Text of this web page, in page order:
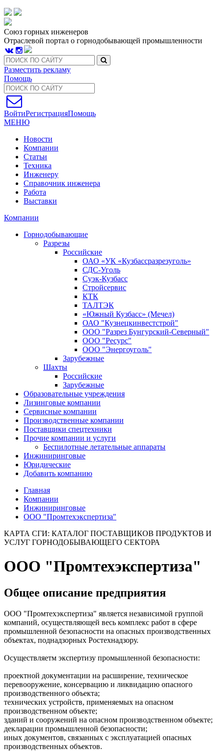
Союз горных инженеров
Отраслевой портал о горнодобывающей промышленности
Разместить рекламу
Помощь
ВойтиРегистрацияПомощь
МЕНЮ
Новости
Компании
Статьи
Техника
Инженеру
Справочник инженера
Работа
Выставки
Компании
Горнодобывающие
Разрезы
Российские
ОАО «УК «Кузбассразрезуголь»
СДС-Уголь
Суэк-Кузбасс
Стройсервис
КТК
ТАЛТЭК
«Южный Кузбасс» (Мечел)
ОАО "Кузнецкинвестстрой"
ООО "Разрез Бунгурский-Северный"
ООО "Ресурс"
ООО "Энергоуголь"
Зарубежные
Шахты
Российские
Зарубежные
Образовательные учреждения
Лизинговые компании
Сервисные компании
Производственные компании
Поставщики спецтехники
Прочие компании и услуги
Беспилотные летательные аппараты
Инжиниринговые
Юридические
Добавить компанию
Главная
Компании
Инжиниринговые
ООО "Промтехэкспертиза"
КАРТА СГИ: КАТАЛОГ ПОСТАВЩИКОВ ПРОДУКТОВ И
УСЛУГ ГОРНОДОБЫВАЮЩЕГО СЕКТОРА
ООО "Промтехэкспертиза"
Общее описание предприятия
ООО "Промтехэкспертиза" является независимой группой
компаний, осуществляющей весь комплекс работ в сфере
промышленной безопасности на опасных производственных
объектах, поднадзорных Ростехнадзору.
Осуществляетм экспертизу промышленной безопасности:
проектной документации на расширение, техническое
перевооружение, консервацию и ликвидацию опасного
производственного объекта;
технических устройств, применяемых на опасном
производственном объекте;
зданий и сооружений на опасном производственном объекте;
декларации промышленной безопасности;
иных документов, связанных с эксплуатацией опасных
производственных объектов.